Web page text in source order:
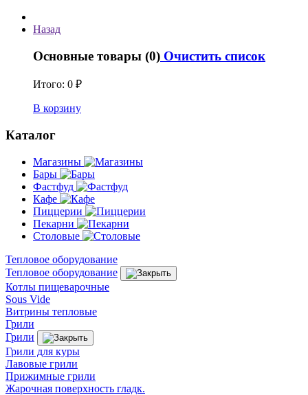
Назад
Основные товары (0) Очистить список
Итого: 0 ₽
В корзину
Каталог
Магазины
Бары
Фастфуд
Кафе
Пиццерии
Пекарни
Столовые
Тепловое оборудование
Тепловое оборудование
Котлы пищеварочные
Sous Vide
Витрины тепловые
Грили
Грили
Грили для куры
Лавовые грили
Прижимные грили
Жарочная поверхность гладк.